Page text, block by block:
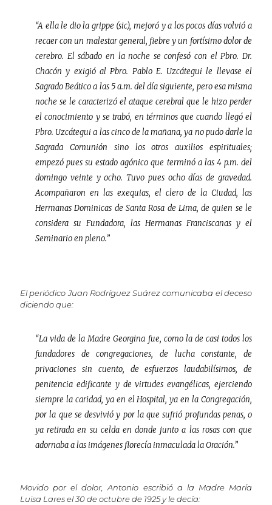
“A ella le dio la grippe (sic), mejoró y a los pocos días volvió a
recaer con un malestar general, fiebre y un fortísimo dolor de
cerebro. El sábado en la noche se confesó con el Pbro. Dr.
Chacón y exigió al Pbro. Pablo E. Uzcátegui le llevase el
Sagrado Beático a las 5 a.m. del día siguiente, pero esa misma
noche se le caracterizó el ataque cerebral que le hizo perder
el conocimiento y se trabó, en términos que cuando llegó el
Pbro. Uzcátegui a las cinco de la mañana, ya no pudo darle la
Sagrada Comunión sino los otros auxilios espirituales;
empezó pues su estado agónico que terminó a las 4 p.m. del
domingo veinte y ocho. Tuvo pues ocho días de gravedad.
Acompañaron en las exequias, el clero de la Ciudad, las
Hermanas Dominicas de Santa Rosa de Lima, de quien se le
considera su Fundadora, las Hermanas Franciscanas y el
Seminario en pleno.”
El periódico Juan Rodríguez Suárez comunicaba el deceso
diciendo que:
“La vida de la Madre Georgina fue, como la de casi todos los
fundadores de congregaciones, de lucha constante, de
privaciones sin cuento, de esfuerzos laudabilísimos, de
penitencia edificante y de virtudes evangélicas, ejerciendo
siempre la caridad, ya en el Hospital, ya en la Congregación,
por la que se desvivió y por la que sufrió profundas penas, o
ya retirada en su celda en donde junto a las rosas con que
adornaba a las imágenes florecía inmaculada la Oración.”
Movido por el dolor, Antonio escribió a la Madre María
Luisa Lares el 30 de octubre de 1925 y le decía: